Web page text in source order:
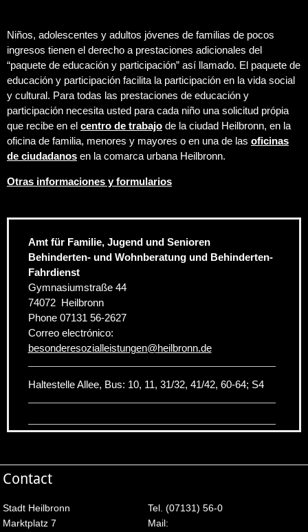
Niños, adolescentes y adultos jóvenes de familias de pocos
ingresos tienen el derecho a prestaciones adicionales del
“paquete de educación y participación” así llamado. El paquete de
educación y participación facilita la participación en la vida social
y cultural. Para todas las prestaciones de educación y
participación necesita usted para cada niño una solicitud própia
que recibe en el centro de trabajo de la ciudad Heilbronn, en la
oficina de familia, menores y mayores o en una de las oficinas
de ciudadanos en la comarca urbana Heilbronn.
Otras informaciones y formularios
Amt für Familie, Jugend und Senioren
Behinderten- und Wohnberatung und Behinderten-
Fahrdienst
Gymnasiumstraße 44
74072 Heilbronn
Phone 07131 56-2627
Correo electrónico:
besonderesozialleistungen@heilbronn.de
Haltestelle Allee, Bus: 10, 11, 31/32, 41/42, 60-64; S4
Contact
Stadt Heilbronn
Marktplatz 7
Tel. (07131) 56-0
Mail: